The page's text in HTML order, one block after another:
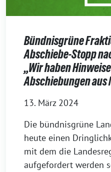
Bündnisgrüne
Abschiebe-Stopp
„Wir haben
Abschiebungen aus
13. März 2024
Die bündnisgrüne
heute einen
mit dem die
aufgefordert werden